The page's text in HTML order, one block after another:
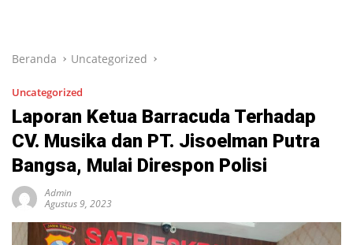
Beranda Uncategorized
Uncategorized
Laporan Ketua Barracuda Terhadap
CV. Musika dan PT. Jisoelman Putra
Bangsa, Mulai Direspon Polisi
Admin
Agustus 9, 2023